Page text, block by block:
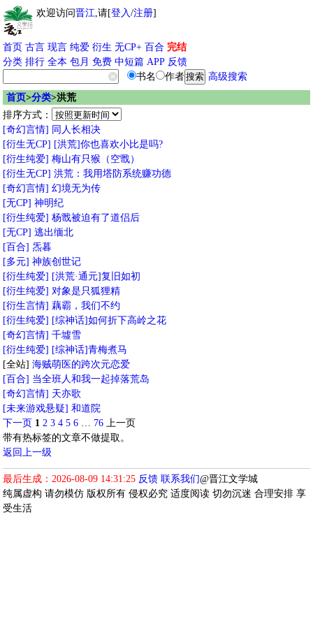
欢迎访问晋江,请[登入/注册]
首页 古言 现言 纯爱 衍生 无CP+ 百合 完结
分类 排行 全本 包月 免费 中短篇 APP 反馈
书名
作者
高级搜索
首页>分类>洪荒
排序方式：
[奇幻言情] 同人长相决
[衍生无CP] [洪荒]你也喜欢小比是吗?
[衍生纯爱] 梅山有只猴（空戬）
[衍生无CP] 洪荒：我用塔防系统赚功德
[奇幻言情] 幻境无为传
[无CP] 神明纪
[衍生纯爱] 杨戬被迫有了道侣后
[无CP] 逃出缅北
[百合] 炁暮
[多元] 神族创世记
[衍生纯爱] [洪荒·通元]复旧如初
[衍生纯爱] 对象是只狐狸精
[衍生言情] 藕霸，我们不约
[衍生纯爱] [综神话]如何折下高岭之花
[奇幻言情] 千墟雪
[衍生纯爱] [综神话]青梅煮马
[全站] 海贼萌医的跨次元恋爱
[百合] 当全班人和我一起掉落荒岛
[奇幻言情] 天亦歌
[未来游戏悬疑] 和道院
下一页 1 2 3 4 5 6 … 76 上一页
带有热标签的文章不做提取。
返回上一级
最后生成：2026-08-09 14:31:25 反馈 联系我们@晋江文学城
纯属虚构 请勿模仿 版权所有 侵权必究 适度阅读 切勿沉迷 合理安排 享
受生活